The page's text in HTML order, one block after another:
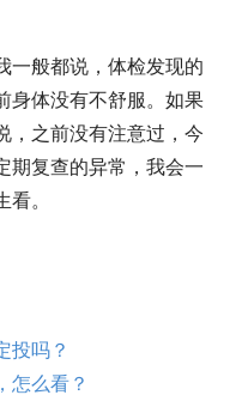
一般都说，体检发现的
身体没有不舒服。如果
，之前没有注意过，今
期复查的异常，我会一
。
投吗？
怎么看？